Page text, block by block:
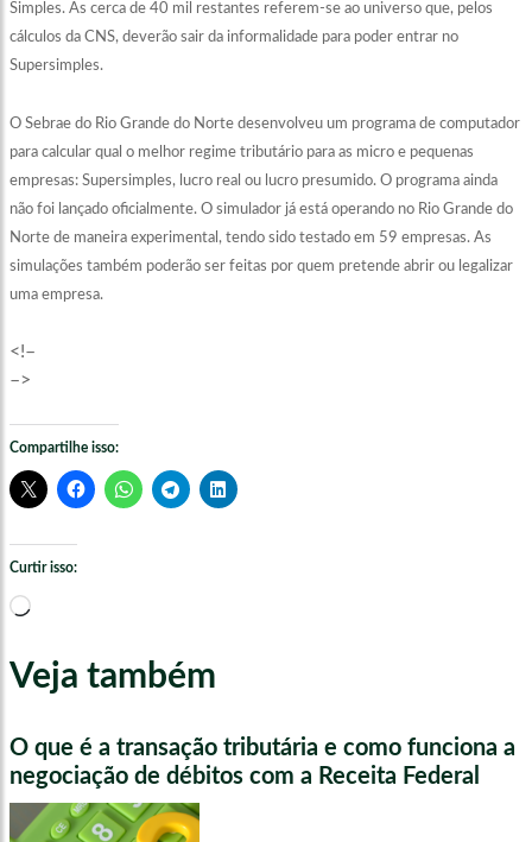
Simples. As cerca de 40 mil restantes referem-se ao universo que, pelos
cálculos da CNS, deverão sair da informalidade para poder entrar no
Supersimples.
O Sebrae do Rio Grande do Norte desenvolveu um programa de computador
para calcular qual o melhor regime tributário para as micro e pequenas
empresas: Supersimples, lucro real ou lucro presumido. O programa ainda
não foi lançado oficialmente. O simulador já está operando no Rio Grande do
Norte de maneira experimental, tendo sido testado em 59 empresas. As
simulações também poderão ser feitas por quem pretende abrir ou legalizar
uma empresa.
<!–
–>
Compartilhe isso:
Curtir isso:
Carregando...
Veja também
O que é a transação tributária e como funciona a
negociação de débitos com a Receita Federal